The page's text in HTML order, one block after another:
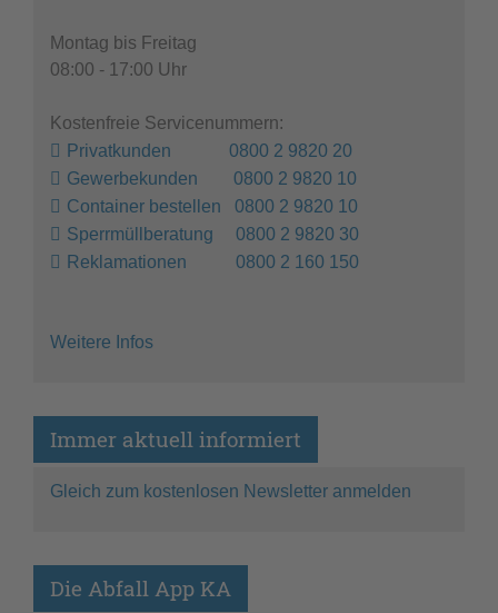
Montag bis Freitag
08:00 - 17:00 Uhr
Kostenfreie Servicenummern:
Privatkunden 0800 2 9820 20
Gewerbekunden 0800 2 9820 10
Container bestellen 0800 2 9820 10
Sperrmüllberatung 0800 2 9820 30
Reklamationen 0800 2 160 150
Weitere Infos
Immer aktuell informiert
Gleich zum kostenlosen Newsletter anmelden
Die Abfall App KA